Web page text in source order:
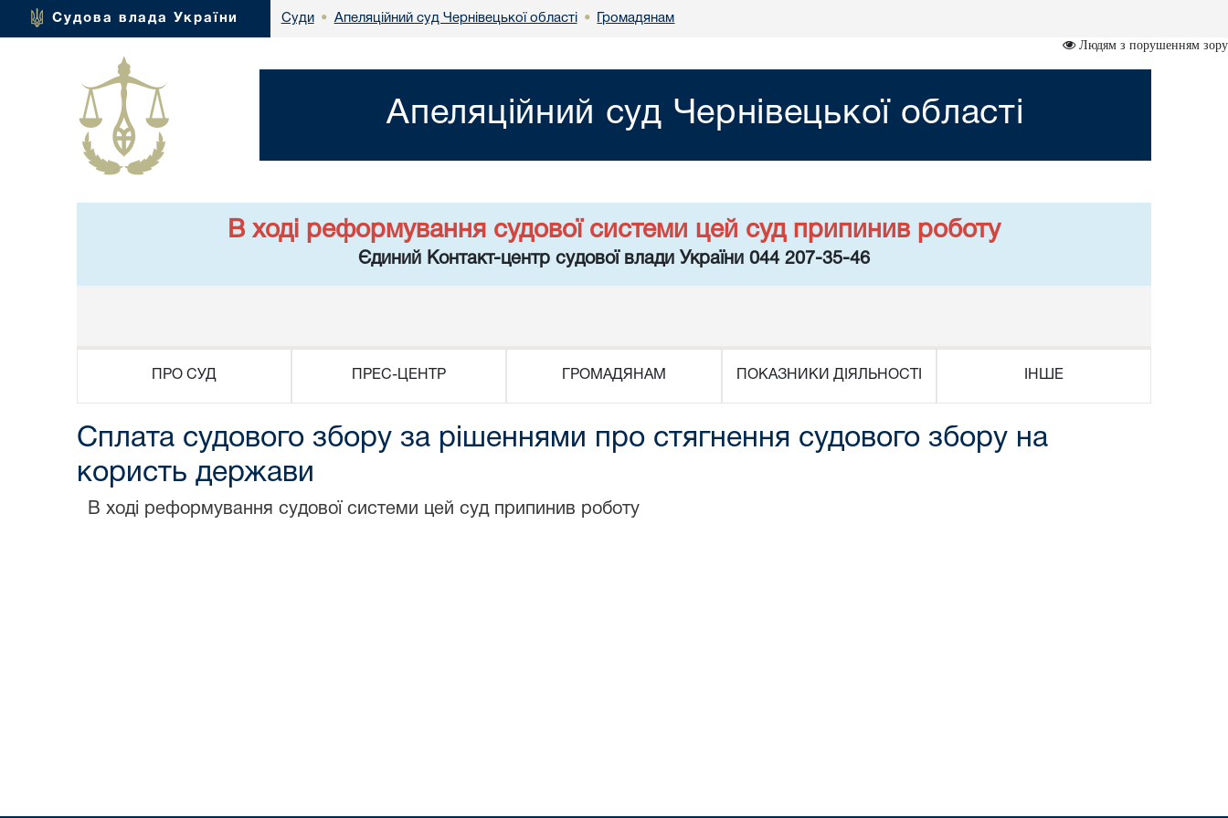
Судова влада України Суди • Апеляційний суд Чернівецької області • Громадянам
Людям з порушенням зору
Апеляційний суд Чернівецької області
В ході реформування судової системи цей суд припинив роботу
Єдиний Контакт-центр судової влади України 044 207-35-46
ПРО СУД ПРЕС-ЦЕНТР ГРОМАДЯНАМ ПОКАЗНИКИ ДІЯЛЬНОСТІ ІНШЕ
Сплата судового збору за рішеннями про стягнення судового збору на
користь держави
В ході реформування судової системи цей суд припинив роботу